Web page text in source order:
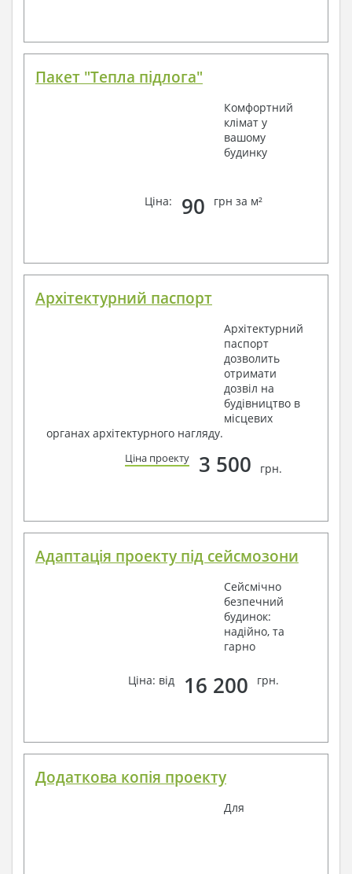
Пакет "Тепла підлога"
Комфортний
клімат у
вашому
будинку
Ціна: 90 грн за м²
Архітектурний паспорт
Архітектурний
паспорт
дозволить
отримати
дозвіл на
будівництво в
місцевих
органах архітектурного нагляду.
Ціна проекту 3 500 грн.
Адаптація проекту під сейсмозони
Сейсмічно
безпечний
будинок:
надійно, та
гарно
Ціна: від 16 200 грн.
Додаткова копія проекту
Для